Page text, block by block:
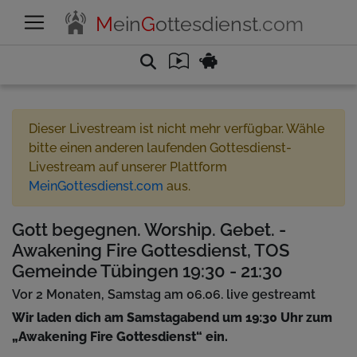
MeinGottesdienst.com
Dieser Livestream ist nicht mehr verfügbar. Wähle
bitte einen anderen laufenden Gottesdienst-
Livestream auf unserer Plattform
MeinGottesdienst.com aus.
Gott begegnen. Worship. Gebet. -
Awakening Fire Gottesdienst, TOS
Gemeinde Tübingen 19:30 - 21:30
Vor 2 Monaten, Samstag am 06.06. live gestreamt
Wir laden dich am Samstagabend um 19:30 Uhr zum
„Awakening Fire Gottesdienst“ ein.